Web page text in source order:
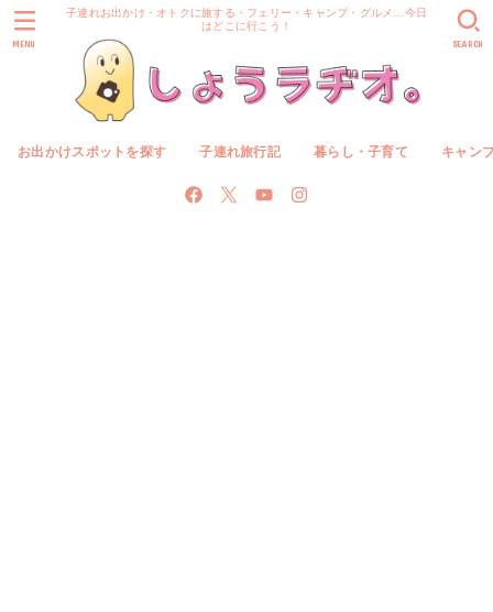
子連れお出かけ・オトクに旅する・フェリー・キャンプ・グルメ…今日
はどこに行こう！
お出かけスポットを探す 子連れ旅行記 暮らし・子育て キャン
SEARCH
MENU